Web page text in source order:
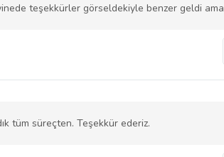
teşekkürler görseldekiyle benzer geldi ama
tüm süreçten. Teşekkür ederiz.